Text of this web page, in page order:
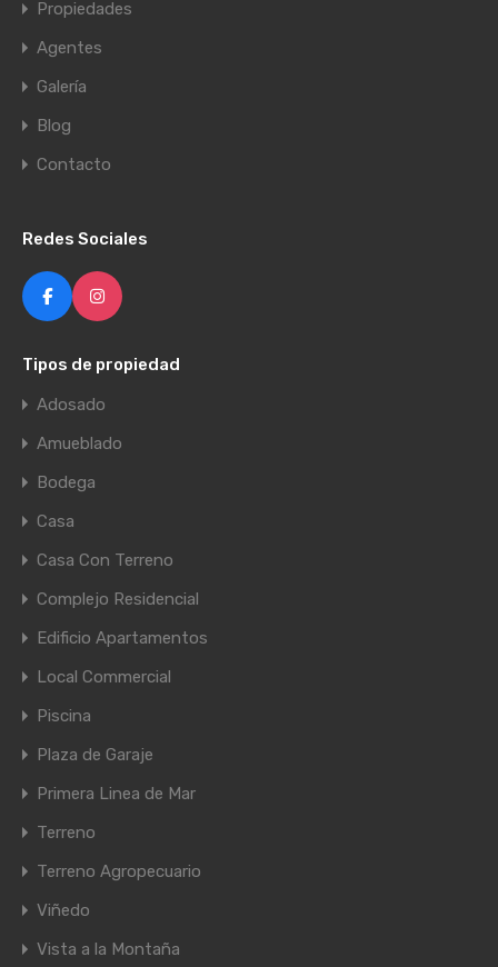
Propiedades
Agentes
Galería
Blog
Contacto
Redes Sociales
Tipos de propiedad
Adosado
Amueblado
Bodega
Casa
Casa Con Terreno
Complejo Residencial
Edificio Apartamentos
Local Commercial
Piscina
Plaza de Garaje
Primera Linea de Mar
Terreno
Terreno Agropecuario
Viñedo
Vista a la Montaña